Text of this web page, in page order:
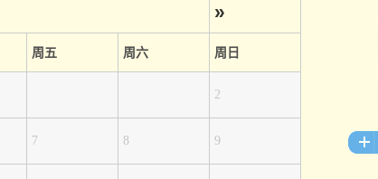
»
周五 周六 周日
2
7 8 9